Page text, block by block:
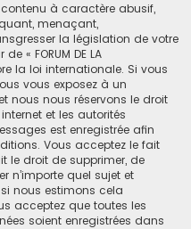
à caractère abusif,
menaçant,
la législation de votre
« FORUM DE LA
la loi internationale. Si vous
vous exposez à un
nous nous réservons le droit
et les autorités
est enregistrée afin
Vous acceptez le fait
ait le droit de supprimer, de
n’importe quel sujet et
nous estimons cela
acceptez que toutes les
soient enregistrées dans